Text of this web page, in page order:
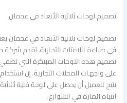
تصميم لوحات ثلاثية الأبعاد في عجمان
تصميم لوحات ثلاثية الأبعاد في عجمان
في صناعة اللافتات التجارية. تقدم
تصميم هذه اللوحات المبتكرة التي
يتيح للعميل أن يحصل على لوحة فنية
انتباه المارة في الشوارع.